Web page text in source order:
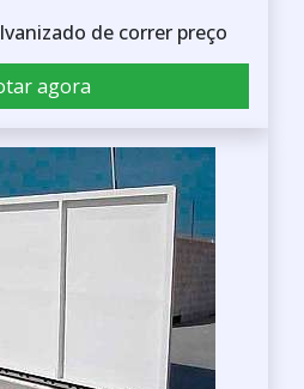
de correr preço
agora